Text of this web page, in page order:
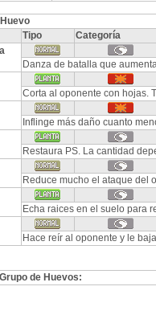
Tipo
Categoría
Danza de batalla que
Corta al oponente con hojas.
Inflinge más daño cuanto
Restaura PS. La cantidad
Reduce mucho el ataque del
Echa raices en el suelo para
Hace reír al oponente y le
de Huevos: